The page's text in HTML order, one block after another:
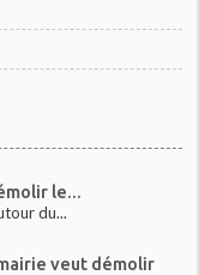
le...
du...
veut démolir